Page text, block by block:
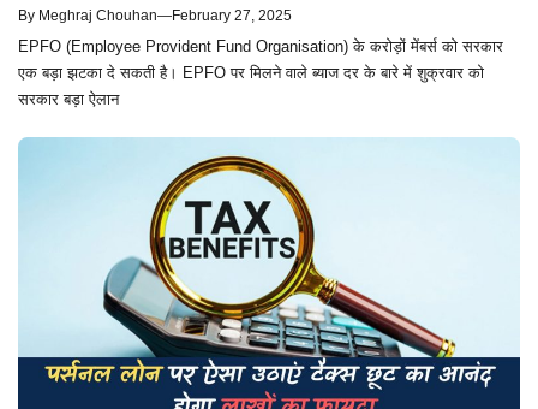
By Meghraj Chouhan—February 27, 2025
EPFO (Employee Provident Fund Organisation) के करोड़ों मेंबर्स को सरकार
एक बड़ा झटका दे सकती है। EPFO पर मिलने वाले ब्याज दर के बारे में शुक्रवार को
सरकार बड़ा ऐलान